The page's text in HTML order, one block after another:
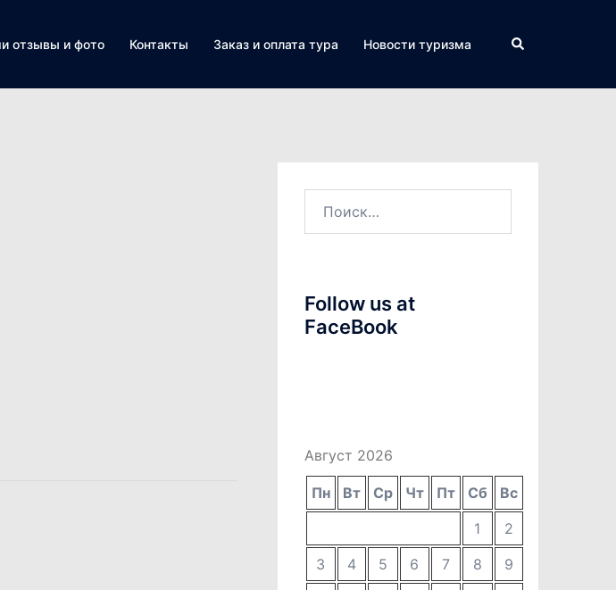
отзывы и фото Контакты Заказ и оплата тура Новости туризма Поиск
Follow us at
FaceBook
Август 2026
Пн Вт Ср Чт Пт Сб
Вс
1
2
3
4 5 6 7 8
9